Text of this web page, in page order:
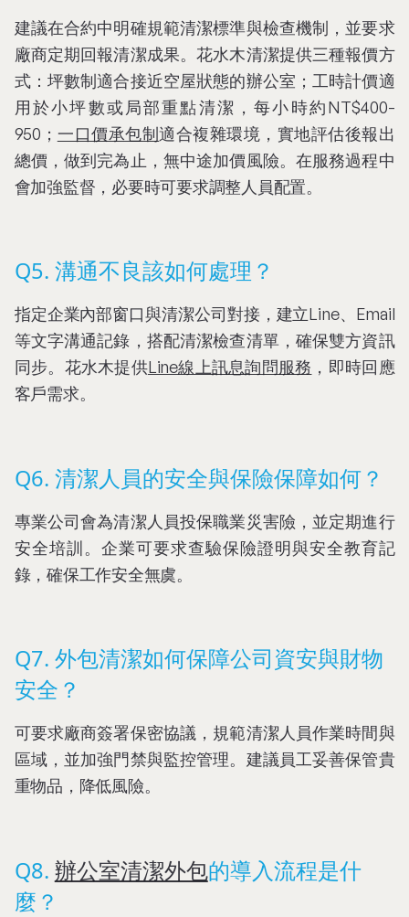
建議在合約中明確規範清潔標準與檢查機制，並要求
廠商定期回報清潔成果。花水木清潔提供三種報價方
式：坪數制適合接近空屋狀態的辦公室；工時計價適
用於小坪數或局部重點清潔，每小時約NT$400-
950； 一口價承包制適合複雜環境，實地評估後報出
總價，做到完為止，無中途加價風險。在服務過程中
會加強監督，必要時可要求調整人員配置。
Q5. 溝通不良該如何處理？
指定企業內部窗口與清潔公司對接，建立Line、Email
等文字溝通記錄，搭配清潔檢查清單，確保雙方資訊
同步。花水木提供Line線上訊息詢問服務 ，即時回應
客戶需求。
Q6. 清潔人員的安全與保險保障如何？
專業公司會為清潔人員投保職業災害險，並定期進行
安全培訓。企業可要求查驗保險證明與安全教育記
錄，確保工作安全無虞。
Q7. 外包清潔如何保障公司資安與財物
安全？
可要求廠商簽署保密協議，規範清潔人員作業時間與
區域，並加強門禁與監控管理。建議員工妥善保管貴
重物品，降低風險。
Q8. 辦公室清潔外包的導入流程是什
麼？